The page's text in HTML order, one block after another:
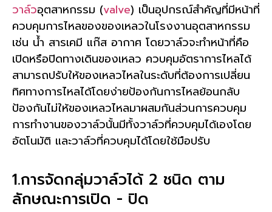
วาล์วอุตสาหกรรม (valve) เป็นอุปกรณ์สำคัญที่มีหน้าที่
ควบคุมการไหลของของเหลวในโรงงานอุตสาหกรรม
เช่น น้ำ สารเคมี แก๊ส อากาศ โดยวาล์วจะทำหน้าที่คือ
เปิดหรือปิดทางเดินของเหลว ควบคุมอัตราการไหลได้
สามารถปรับให้ของเหลวไหลในระดับที่ต้องการเปลี่ยน
ทิศทางการไหลได้โดยง่ายป้องกันการไหลย้อนกลับ
ป้องกันไม่ให้ของเหลวไหลมาผสมกันส่วนการควบคุม
การทำงานของวาล์วนั้นมีทั้งวาล์วที่ควบคุมได้เองโดย
อัตโนมัติ และวาล์วที่ควบคุมได้โดยใช้มือปรับ
1.การจัดกลุ่มวาล์วได้ 2 ชนิด ตาม
ลักษณะการเปิด - ปิด